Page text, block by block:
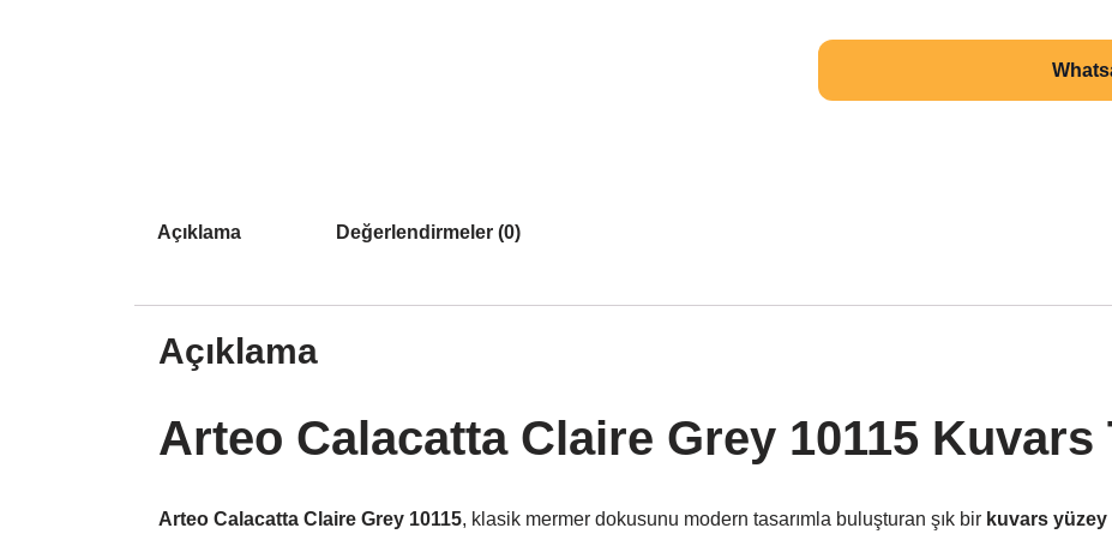
Açıklama Değerlendirmeler (0)
Açıklama
Arteo Calacatta Claire Grey 10115 Kuvars
Arteo Calacatta Claire Grey 10115, klasik mermer dokusunu modern tasarımla buluşturan şık bir kuvars yüzey